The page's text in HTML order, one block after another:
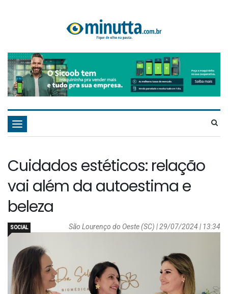
Navegação
Cuidados estéticos: relação
vai além da autoestima e
beleza
SOCIAL São Lourenço do Oeste (SC) | 29/07/2024 | 13:34